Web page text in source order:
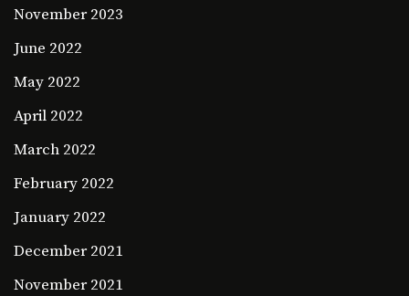
November 2023
June 2022
May 2022
April 2022
March 2022
February 2022
January 2022
December 2021
November 2021